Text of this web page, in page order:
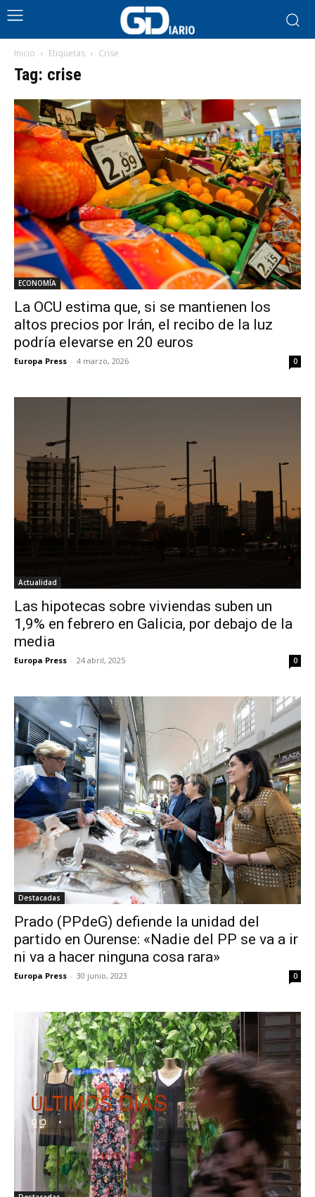
Inicio Etiquetas Crise
Tag: crise
ECONOMÍA
La OCU estima que, si se mantienen los
altos precios por Irán, el recibo de la luz
podría elevarse en 20 euros
Europa Press - 4 marzo, 2026 0
Actualidad
Las hipotecas sobre viviendas suben un
1,9% en febrero en Galicia, por debajo de la
media
Europa Press - 24 abril, 2025 0
Destacadas
Prado (PPdeG) defiende la unidad del
partido en Ourense: «Nadie del PP se va a ir
ni va a hacer ninguna cosa rara»
Europa Press - 30 junio, 2023 0